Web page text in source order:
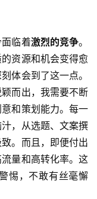
临着激烈的竞争。
资源和机会变得愈
体会到了这一点。
而出，我需要不断
和策划能力。每一
，从选题、文案撰
。而且，即便付出
量和高转化率。这
惕，不敢有丝毫懈